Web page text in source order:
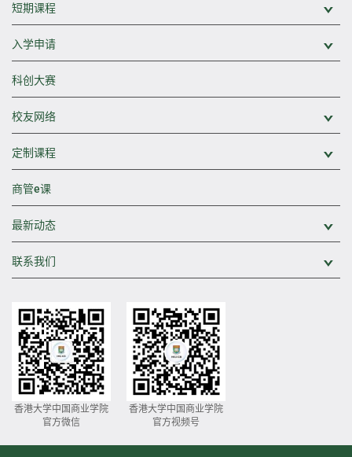
短期课程
入学申请
科创大赛
校友网络
定制课程
商管e课
最新动态
联系我们
香港大学中国商业学院
官方微信
香港大学中国商业学院
官方视频号